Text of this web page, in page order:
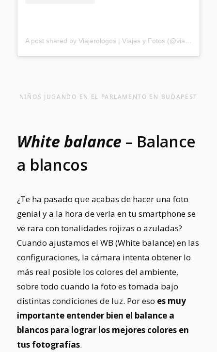
A post shared by Viajerologos | Viajes y Fotos (@viajerologos)
NIÑOS JUGANDO EN EL PARLAMENTO EN BUDAPEST
White balance – Balance
a blancos
¿Te ha pasado que acabas de hacer una foto
genial y a la hora de verla en tu smartphone se
ve rara con tonalidades rojizas o azuladas?
Cuando ajustamos el WB (White balance) en las
configuraciones, la cámara intenta obtener lo
más real posible los colores del ambiente,
sobre todo cuando la foto es tomada bajo
distintas condiciones de luz. Por eso es muy
importante entender bien el balance a
blancos para lograr los mejores colores en
tus fotografías.